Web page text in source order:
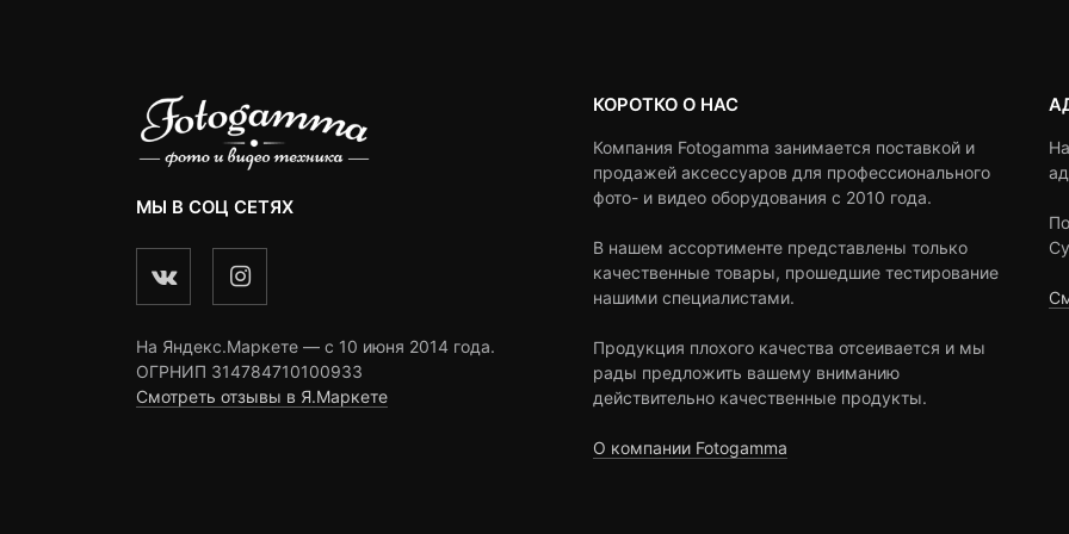
МЫ В СОЦ СЕТЯХ
На Яндекс.Маркете — c 10 июня 2014 года.
ОГРНИП 314784710100933
Смотреть отзывы в Я.Маркете
КОРОТКО О НАС
Компания Fotogamma занимается поставкой и
продажей аксессуаров для профессионального
фото- и видео оборудования с 2010 года.
В нашем ассортименте представлены только
качественные товары, прошедшие тестирование
нашими специалистами.
Продукция плохого качества отсеивается и мы
рады предложить вашему вниманию
действительно качественные продукты.
О компании Fotogamma